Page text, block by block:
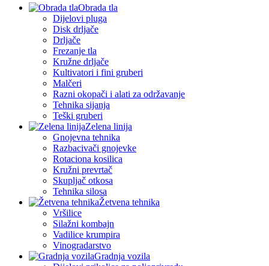
Obrada tla
Dijelovi pluga
Disk drljače
Drljače
Frezanje tla
Kružne drljače
Kultivatori i fini gruberi
Malčeri
Razni okopači i alati za održavanje
Tehnika sijanja
Teški gruberi
Zelena linija
Gnojevna tehnika
Razbacivači gnojevke
Rotaciona kosilica
Kružni prevrtač
Skupljač otkosa
Tehnika silosa
Žetvena tehnika
Vršilice
Silažni kombajn
Vadilice krumpira
Vinogradarstvo
Gradnja vozila